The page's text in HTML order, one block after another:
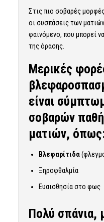
Στις πιο σοβαρές
οι συσπάσεις των
φαινόμενο, που μπορεί
της όρασης.
Μερικές
είναι
σοβαρών
ματιών,
Βλεφαρίτιδα
Ξηροφθαλμία
Ευαισθησία στο φως
Πολύ σπάνια,